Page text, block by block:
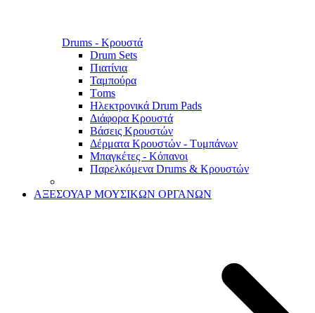
Drums - Κρουστά
Drum Sets
Πιατίνια
Ταμπούρα
Τoms
Ηλεκτρονικά Drum Pads
Διάφορα Κρουστά
Βάσεις Κρουστών
Δέρματα Κρουστών - Τυμπάνων
Μπαγκέτες - Κόπανοι
Παρελκόμενα Drums & Κρουστών
ΑΞΕΣΟΥΑΡ ΜΟΥΣΙΚΩΝ ΟΡΓΑΝΩΝ